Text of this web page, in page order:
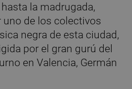
la madrugada,
de los colectivos
negra de esta ciudad,
por el gran gurú del
en Valencia, Germán